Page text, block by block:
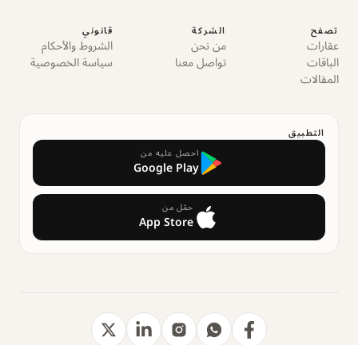
تصفح
عقارات
الباقات
المقالات
الشركة
من نحن
تواصل معنا
قانوني
الشروط والأحكام
سياسة الخصوصية
التطبيق
احصل عليه من
Google Play
حمّل من
App Store